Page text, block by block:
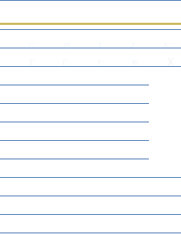
G H I J K
beantragen